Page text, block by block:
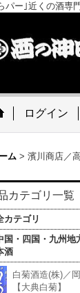
パー｣近くの酒専
ログイン
ム > 濱川商店／
カテゴリ一覧
カテゴリ
国・四国・九州地
酒
白菊酒造(株)／
【大典白菊】